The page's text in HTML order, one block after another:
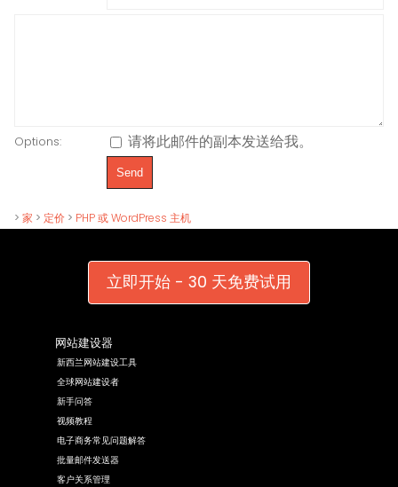
Options: 请将此邮件的副本发送给我。
> 家 > 定价 > PHP 或 WordPress 主机
立即开始 - 30 天免费试用
网站建设器
新西兰网站建设工具
全球网站建设者
新手问答
视频教程
电子商务常见问题解答
批量邮件发送器
客户关系管理